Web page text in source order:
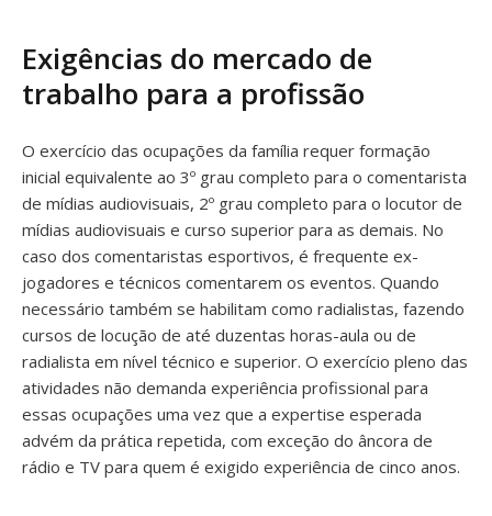
Exigências do mercado de
trabalho para a profissão
O exercício das ocupações da família requer formação
inicial equivalente ao 3º grau completo para o comentarista
de mídias audiovisuais, 2º grau completo para o locutor de
mídias audiovisuais e curso superior para as demais. No
caso dos comentaristas esportivos, é frequente ex-
jogadores e técnicos comentarem os eventos. Quando
necessário também se habilitam como radialistas, fazendo
cursos de locução de até duzentas horas-aula ou de
radialista em nível técnico e superior. O exercício pleno das
atividades não demanda experiência profissional para
essas ocupações uma vez que a expertise esperada
advém da prática repetida, com exceção do âncora de
rádio e TV para quem é exigido experiência de cinco anos.